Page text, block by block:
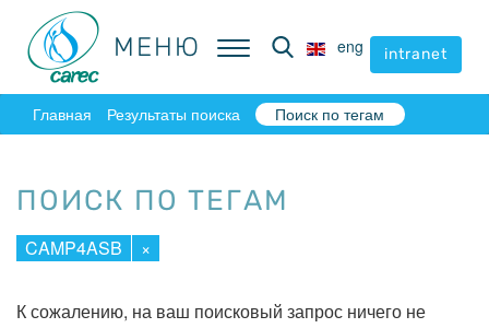
МЕНЮ eng intranet
МЕНЮ eng intranet
Главная Результаты поиска Поиск по тегам
ПОИСК ПО ТЕГАМ
CAMP4ASB ×
К сожалению, на ваш поисковый запрос ничего не